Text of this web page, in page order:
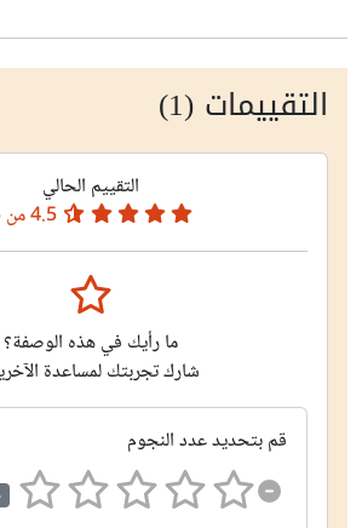
التقييمات (1)
التقييم الحالي
4.5من 5
ما رأيك في هذه الوصفة؟
شارك تجربتك لمساعدة
قم بتحديد عدد النجوم